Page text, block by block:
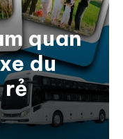
quan
du
rẻ